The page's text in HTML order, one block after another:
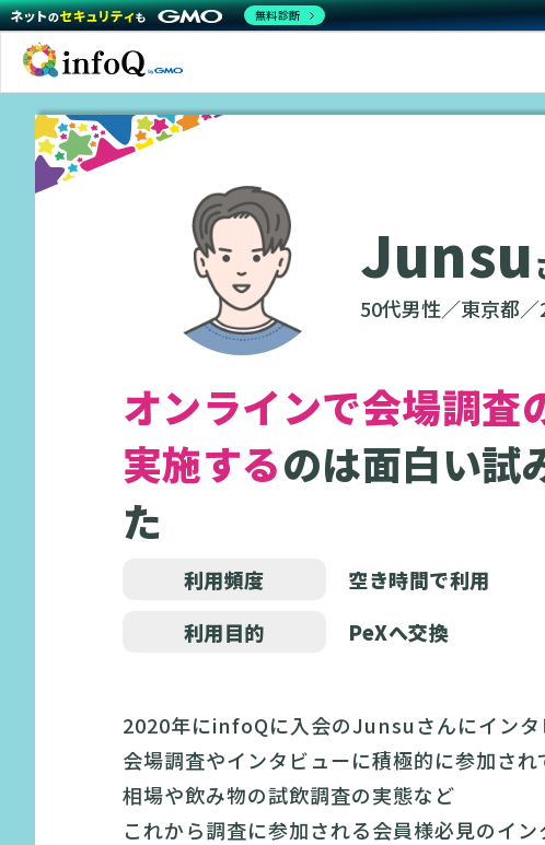
Junsu
50代男性／東京都
オンラインで会場調査
実施するのは面白い試
た
利用頻度
空き時間で利用
利用目的
PeXへ交換
2020年にinfoQに入会のJunsuさんにインタ
会場調査やインタビューに積極的に参加さ
相場や飲み物の試飲調査の実態など
これから調査に参加される会員様必見のイン
無料診断